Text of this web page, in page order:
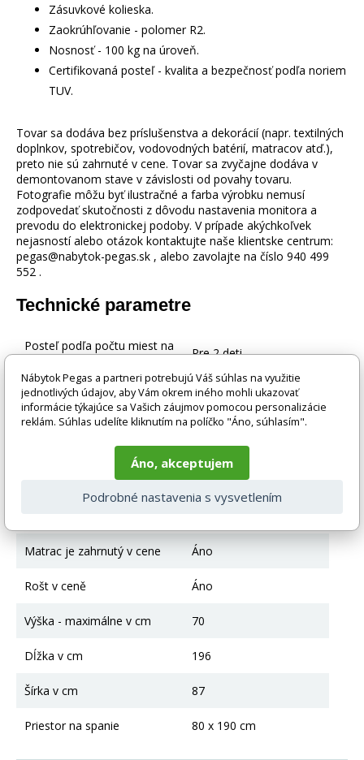
Zásuvkové kolieska.
Zaokrúhľovanie - polomer R2.
Nosnosť - 100 kg na úroveň.
Certifikovaná posteľ - kvalita a bezpečnosť podľa noriem
TUV.
Tovar sa dodáva bez príslušenstva a dekorácií (napr. textilných
doplnkov, spotrebičov, vodovodných batérií, matracov atď.),
preto nie sú zahrnuté v cene. Tovar sa zvyčajne dodáva v
demontovanom stave v závislosti od povahy tovaru.
Fotografie môžu byť ilustračné a farba výrobku nemusí
zodpovedať skutočnosti z dôvodu nastavenia monitora a
prevodu do elektronickej podoby. V prípade akýchkoľvek
nejasností alebo otázok kontaktujte naše klientske centrum:
pegas@nabytok-pegas.sk , alebo zavolajte na číslo 940 499
552 .
Technické parametre
Posteľ podľa počtu miest na
Pre 2 deti
Typ postele Manželská posteľ
Farebné prevedenie Biela
Drevo + MDF + HDF
Posteľ bez úložného
Matrac je zahrnutý v cene Áno
Rošt v ceně Áno
Výška - maximálne v cm 70
Dĺžka v cm 196
Šírka v cm 87
Priestor na spanie 80 x 190 cm
Nábytok Pegas a partneri potrebujú Váš súhlas na využitie
jednotlivých údajov, aby Vám okrem iného mohli ukazovať
informácie týkajúce sa Vašich záujmov pomocou personalizácie
reklám. Súhlas udelíte kliknutím na políčko "Áno, súhlasím".
Áno, akceptujem
Podrobné nastavenia s vysvetlením